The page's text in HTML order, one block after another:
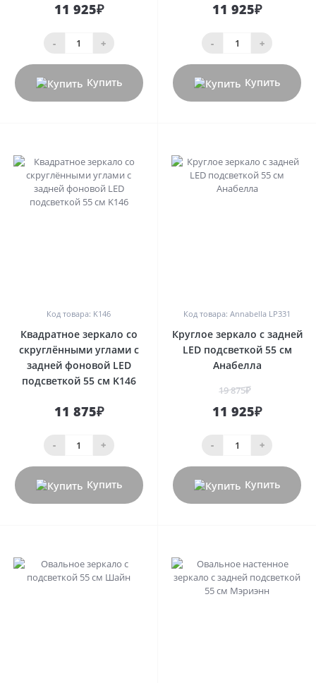
11 925₽
- +
Купить
11 925₽
- +
Купить
Код товара: K146
Квадратное зеркало со
скруглёнными углами с
задней фоновой LED
подсветкой 55 см K146
11 875₽
- +
Купить
Код товара: Annabella LP331
Круглое зеркало с задней
LED подсветкой 55 см
Анабелла
19 875₽
11 925₽
- +
Купить